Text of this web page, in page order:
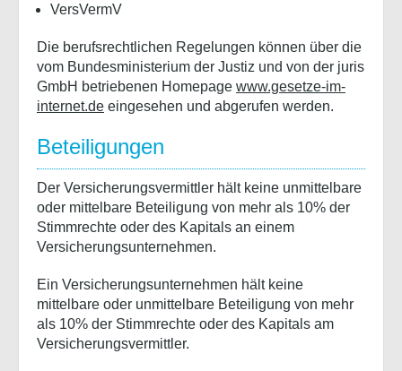
VersVermV
Die berufsrechtlichen Regelungen können über die
vom Bundesministerium der Justiz und von der juris
GmbH betriebenen Homepage www.gesetze-im-
internet.de eingesehen und abgerufen werden.
Beteiligungen
Der Versicherungsvermittler hält keine unmittelbare
oder mittelbare Beteiligung von mehr als 10% der
Stimmrechte oder des Kapitals an einem
Versicherungsunternehmen.
Ein Versicherungsunternehmen hält keine
mittelbare oder unmittelbare Beteiligung von mehr
als 10% der Stimmrechte oder des Kapitals am
Versicherungsvermittler.